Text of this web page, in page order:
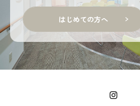
はじめての方へ